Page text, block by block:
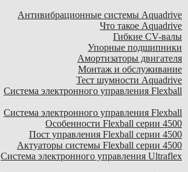
Антивибрационные системы Aquadrive
Что такое Aquadrive
Гибкие CV-валы
Упорные подшипники
Амортизаторы двигателя
Монтаж и обслуживание
Тест шумности Aquadrive
Система электронного управления Flexball
Система электронного управления Flexball
Особенности Flexball серии 4500
Пост управления Flexball серии 4500
Актуаторы системы Flexball серии 4500
Система электронного управления Ultraflex